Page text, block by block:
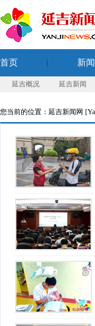
首页 新
延吉概况 延吉新闻
您当前的位置：延吉新闻网